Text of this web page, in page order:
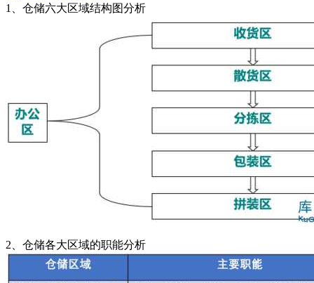
1、仓储六大区域结构图分析
2、仓储各大区域的职能分析